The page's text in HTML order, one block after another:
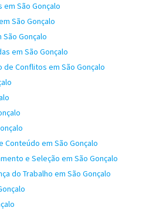
São Gonçalo
São Gonçalo
Gonçalo
em São Gonçalo
Conflitos em São Gonçalo
Conteúdo em São Gonçalo
e Seleção em São Gonçalo
do Trabalho em São Gonçalo